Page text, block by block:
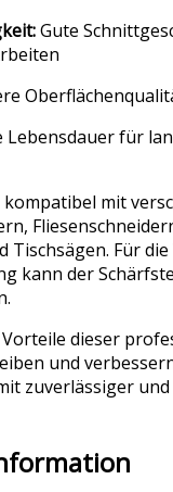
Gute
Lebensdauer für
kompatibel mit
Tischsägen. Für
kann der
Vorteile dieser
und
zuverlässiger